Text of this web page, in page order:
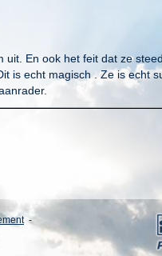
uit. En ook het feit dat ze
is echt magisch . Ze is echt
gebeuren, ik ben heel
zeker terug
Al meerdere voorspellingen
-